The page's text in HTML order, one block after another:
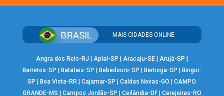
MAIS CIDADES ONLINE
Angra dos Reis-RJ Apiaí-SP Aracaju-SE| Arujá-SP
Barretos-SP
Batatais-SP Bebedouro-SP Bertioga-SP
Birigui-
SP
Boa Vista-RR |Cajamar-SP |Caldas Novas-GO |CAMPO
GRANDE-MS
Campos Jordão-SP Ceilândia-DF| Cerejeiras-RO